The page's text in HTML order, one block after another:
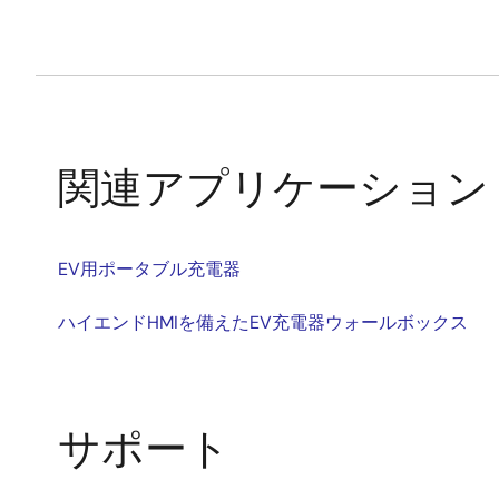
関連アプリケーション
EV用ポータブル充電器
ハイエンドHMIを備えたEV充電器ウォールボックス
サポート